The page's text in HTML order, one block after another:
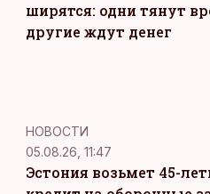
ширятся: одни тянут
другие ждут денег
НОВОСТИ
05.08.26, 11:47
Эстония возьмет 45-